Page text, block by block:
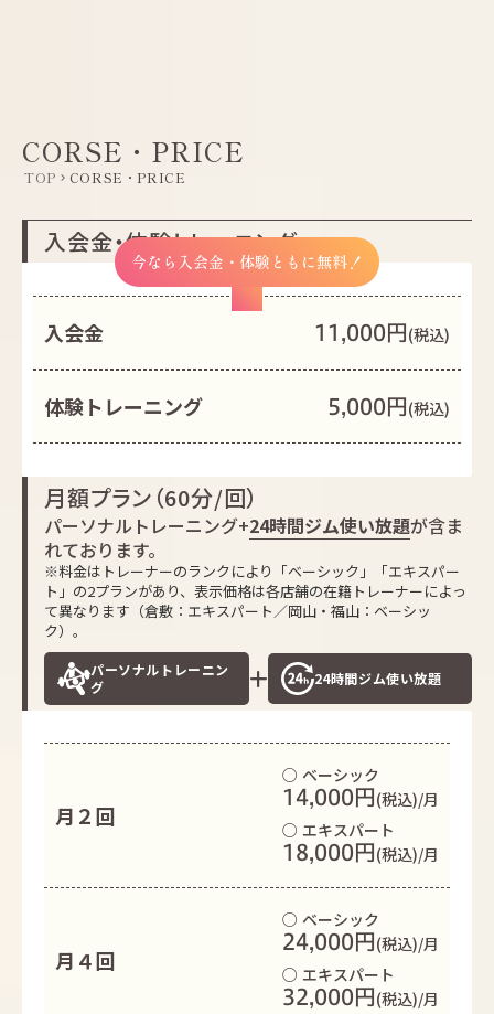
CORSE・PRICE
TOP keyboard_arrow_right CORSE・PRICE
入会金・体験トレーニング
今なら入会金・体験ともに無料！
入会金 11,000円(税込)
体験トレーニング 5,000円(税込)
月額プラン（60分/回）
パーソナルトレーニング+24時間ジム使い放題が含ま
れております。
※料金はトレーナーのランクにより「ベーシック」「エキスパー
ト」の2プランがあり、表示価格は各店舗の在籍トレーナーによっ
て異なります（倉敷：エキスパート／岡山・福山：ベーシッ
ク）。
パーソナルトレーニン
グ
24時間ジム使い放題
月２回
○ ベーシック
14,000円(税込)/月
○ エキスパート
18,000円(税込)/月
月４回
○ ベーシック
24,000円(税込)/月
○ エキスパート
32,000円(税込)/月